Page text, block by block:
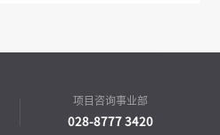
项目咨询事业部
028-8777 3420